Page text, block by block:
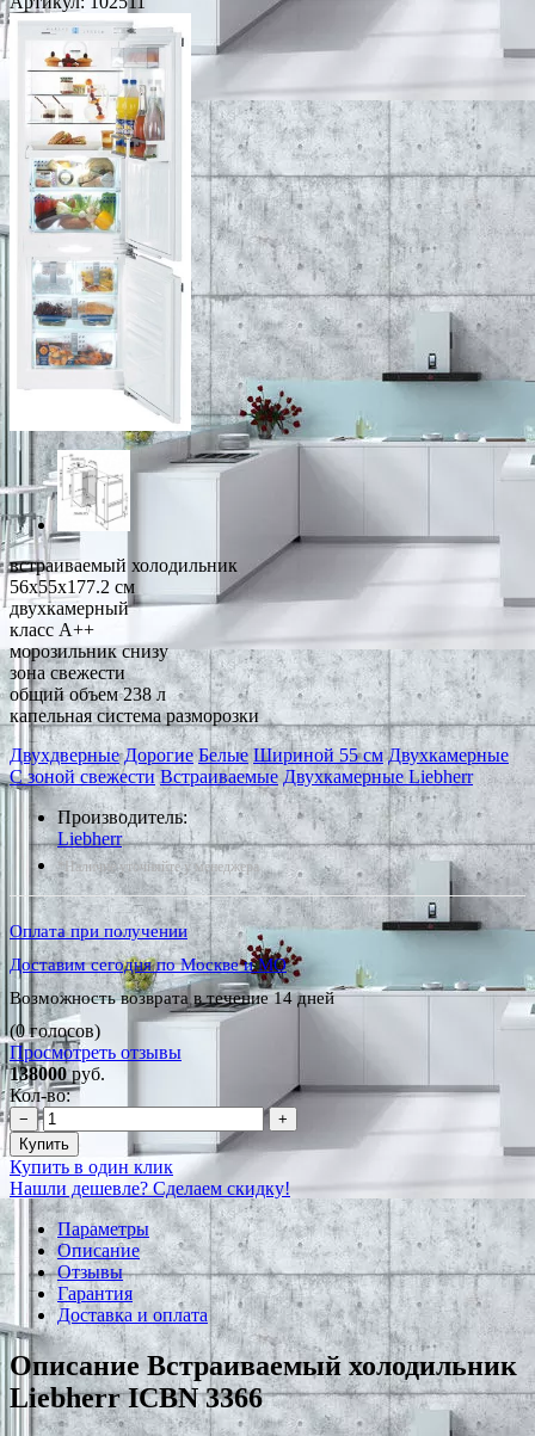
встраиваемый холодильник
56x55x177.2 см
двухкамерный
класс A++
морозильник снизу
зона свежести
общий объем 238 л
капельная система разморозки
Двухдверные Дорогие Белые Шириной 55 см Двухкамерные
С зоной свежести Встраиваемые Двухкамерные Liebherr
Производитель:
Liebherr
*Наличие уточняйте у менеджера
Оплата при получении
Доставим сегодня по Москве и МО
Возможность возврата в течение 14 дней
(0 голосов)
Просмотреть отзывы
138000руб.
Кол-во:
−
+
Купить
Купить в один клик
Нашли дешевле? Сделаем скидку!
Параметры
Описание
Отзывы
Гарантия
Доставка и оплата
Описание Встраиваемый холодильник
Liebherr ICBN 3366